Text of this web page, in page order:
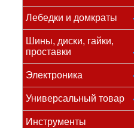
Лебедки и домкраты
Шины, диски, гайки,
проставки
Электроника
Универсальный товар
Инструменты